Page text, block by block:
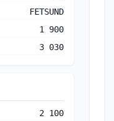
FETSUND
1 900
3 030
2 100